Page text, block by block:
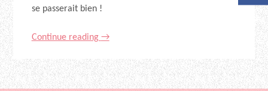
se passerait bien !
Continue reading →